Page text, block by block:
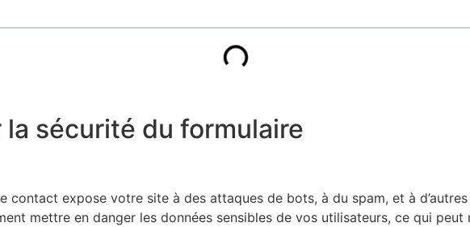
la sécurité du formulaire
contact expose votre site à des attaques de bots, à du spam, et à
mettre en danger les données sensibles de vos utilisateurs, ce qui